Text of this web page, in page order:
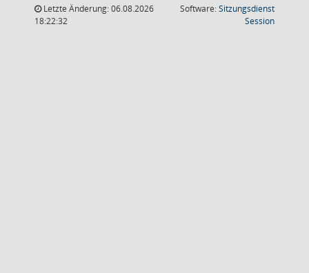
Letzte Änderung: 06.08.2026
18:22:32
Software:Sitzungsdienst
Session(Wird in